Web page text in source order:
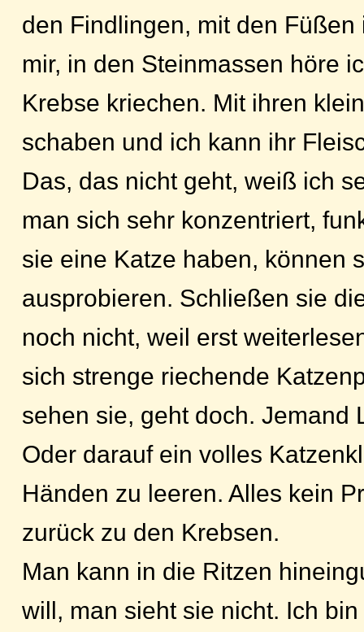
den Findlingen, mit den Füßen
mir, in den Steinmassen höre
Krebse kriechen. Mit ihren
schaben und ich kann ihr
Das, das nicht geht, weiß ich
man sich sehr konzentriert,
sie eine Katze haben, können
ausprobieren. Schließen sie
noch nicht, weil erst
sich strenge riechende
sehen sie, geht doch. Jemand
Oder darauf ein volles
Händen zu leeren. Alles kein
zurück zu den Krebsen.
Man kann in die Ritzen
will, man sieht sie nicht. Ich